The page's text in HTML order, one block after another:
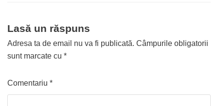
Lasă un răspuns
Adresa ta de email nu va fi publicată. Câmpurile obligatorii
sunt marcate cu *
Comentariu *